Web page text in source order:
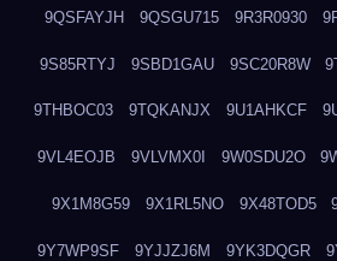
9QSFAYJH 9QSGU715 9R3R0930
9S85RTYJ 9SBD1GAU 9SC20R8W
9THBOC03 9TQKANJX 9U1AHKCF
9VL4EOJB 9VLVMX0I 9W0SDU2O
9X1M8G59 9X1RL5NO 9X48TOD5
9Y7WP9SF 9YJJZJ6M 9YK3DQGR